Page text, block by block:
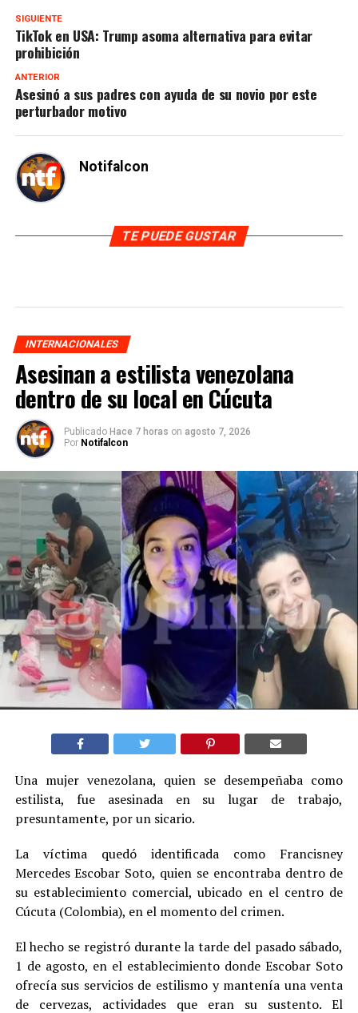
SIGUIENTE
TikTok en USA: Trump asoma alternativa para evitar
prohibición
ANTERIOR
Asesinó a sus padres con ayuda de su novio por este
perturbador motivo
Notifalcon
TE PUEDE GUSTAR
INTERNACIONALES
Asesinan a estilista venezolana
dentro de su local en Cúcuta
Publicado Hace 7 horas on agosto 7, 2026
Por Notifalcon
Una mujer venezolana, quien se desempeñaba como
estilista, fue asesinada en su lugar de trabajo,
presuntamente, por un sicario.
La víctima quedó identificada como Francisney
Mercedes Escobar Soto, quien se encontraba dentro de
su establecimiento comercial, ubicado en el centro de
Cúcuta (Colombia), en el momento del crimen.
El hecho se registró durante la tarde del pasado sábado,
1 de agosto, en el establecimiento donde Escobar Soto
ofrecía sus servicios de estilismo y mantenía una venta
de cervezas, actividades que eran su sustento. El